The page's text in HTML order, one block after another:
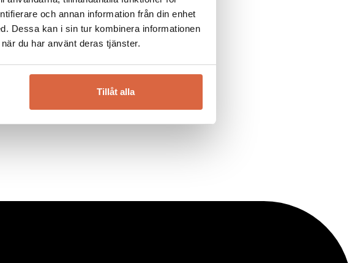
och annan information från din enhet
Dessa kan i sin tur kombinera informationen
du har använt deras tjänster.
Tillåt alla
alla villkor